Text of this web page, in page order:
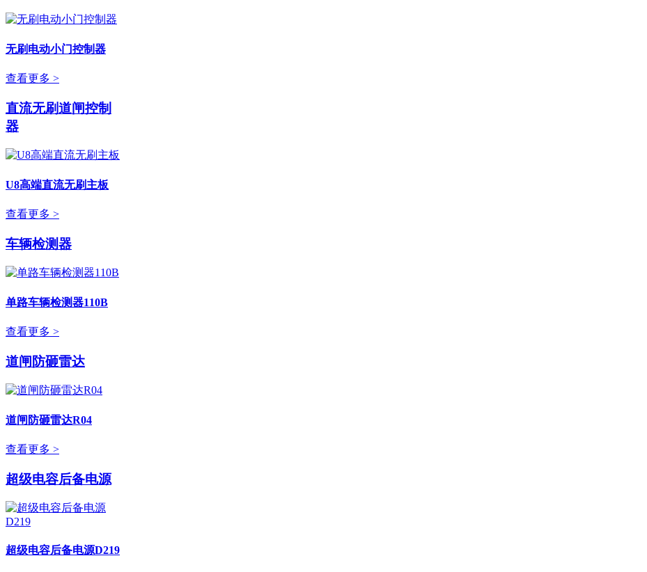
无刷电动小门控制器
查看更多 >
直流无刷道闸控制
器
U8高端直流无刷主板
查看更多 >
车辆检测器
单路车辆检测器110B
查看更多 >
道闸防砸雷达
道闸防砸雷达R04
查看更多 >
超级电容后备电源
超级电容后备电源D219